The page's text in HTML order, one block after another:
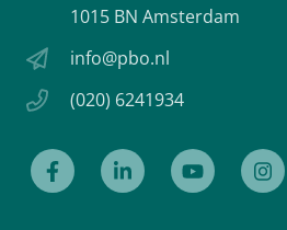
1015 BN Amsterdam
info@pbo.nl
(020) 6241934